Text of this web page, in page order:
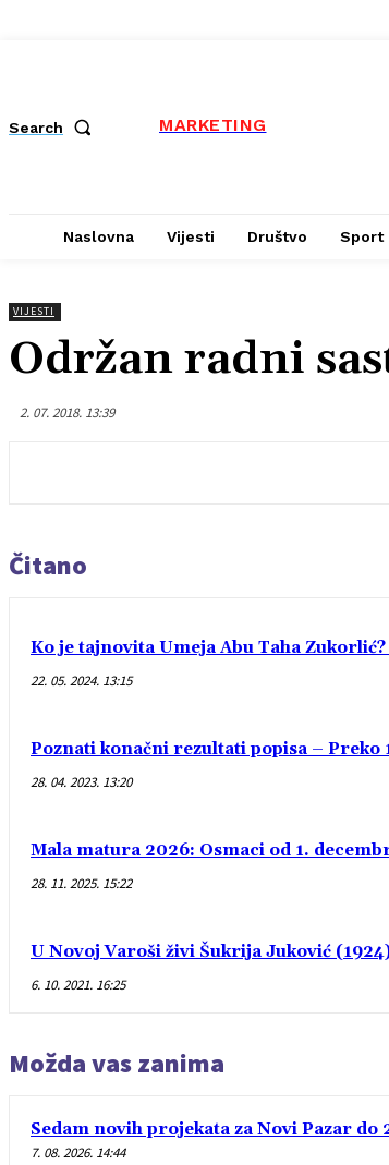
Search MARKETING
Naslovna Vijesti Društvo Sport
VIJESTI
Održan radni
2. 07. 2018. 13:39
Čitano
Ko je tajnovita Umeja Abu Taha
22. 05. 2024. 13:15
Poznati konačni rezultati popisa – Preko
28. 04. 2023. 13:20
Mala matura 2026: Osmaci od 1.
28. 11. 2025. 15:22
U Novoj Varoši živi Šukrija Juković
6. 10. 2021. 16:25
Možda vas zanima
Sedam novih projekata za Novi Pazar do
7. 08. 2026. 14:44